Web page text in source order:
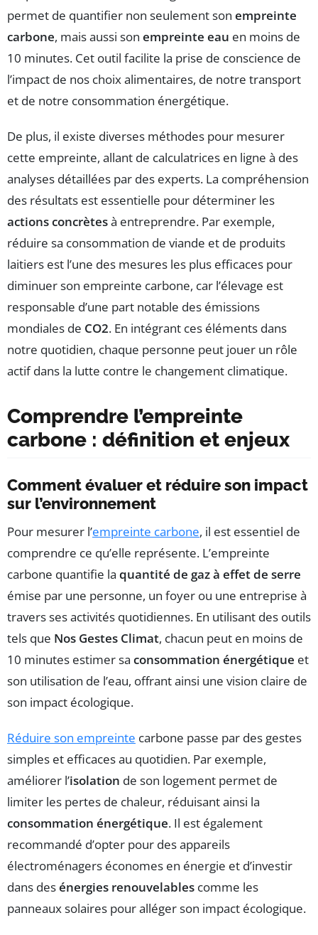
permet de quantifier non seulement son empreinte
carbone, mais aussi son empreinte eau en moins de
10 minutes. Cet outil facilite la prise de conscience de
l’impact de nos choix alimentaires, de notre transport
et de notre consommation énergétique.
De plus, il existe diverses méthodes pour mesurer
cette empreinte, allant de calculatrices en ligne à des
analyses détaillées par des experts. La compréhension
des résultats est essentielle pour déterminer les
actions concrètesà entreprendre. Par exemple,
réduire sa consommation de viande et de produits
laitiers est l’une des mesures les plus efficaces pour
diminuer son empreinte carbone, car l’élevage est
responsable d’une part notable des émissions
mondiales de CO2. En intégrant ces éléments dans
notre quotidien, chaque personne peut jouer un rôle
actif dans la lutte contre le changement climatique.
Comprendre l’empreinte
carbone : définition et enjeux
Comment évaluer et réduire son impact
sur l’environnement
Pour mesurer l’empreinte carbone, il est essentiel de
comprendre ce qu’elle représente. L’empreinte
carbone quantifie la quantité de gaz à effet de serre
émise par une personne, un foyer ou une entreprise à
travers ses activités quotidiennes. En utilisant des outils
tels que Nos Gestes Climat, chacun peut en moins de
10 minutes estimer sa consommation énergétique et
son utilisation de l’eau, offrant ainsi une vision claire de
son impact écologique.
Réduire son empreinte carbone passe par des gestes
simples et efficaces au quotidien. Par exemple,
améliorer l’isolation de son logement permet de
limiter les pertes de chaleur, réduisant ainsi la
consommation énergétique. Il est également
recommandé d’opter pour des appareils
électroménagers économes en énergie et d’investir
dans desénergies renouvelables comme les
panneaux solaires pour alléger son impact écologique.